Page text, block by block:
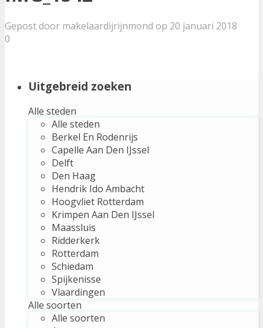
Gepost door makelaardijrijnmond op 20 januari 2018
0
Uitgebreid zoeken
Alle steden
Alle steden
Berkel En Rodenrijs
Capelle Aan Den IJssel
Delft
Den Haag
Hendrik Ido Ambacht
Hoogvliet Rotterdam
Krimpen Aan Den IJssel
Maassluis
Ridderkerk
Rotterdam
Schiedam
Spijkenisse
Vlaardingen
Alle soorten
Alle soorten